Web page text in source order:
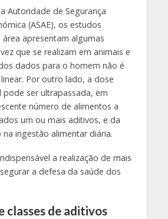
Autoridade de Segurança
(ASAE), os estudos
apresentam algumas
que se realizam em animais e
dados para o homem não é
Por outro lado, a dose
pode ser ultrapassada, em
número de alimentos a
um ou mais aditivos, e da
na ingestão alimentar diária.
a realização de mais
a defesa da saúde dos
classes de aditivos